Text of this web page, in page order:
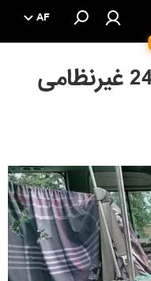
AF
حملات اخیر طالبان؛ 248 غیرنظامی